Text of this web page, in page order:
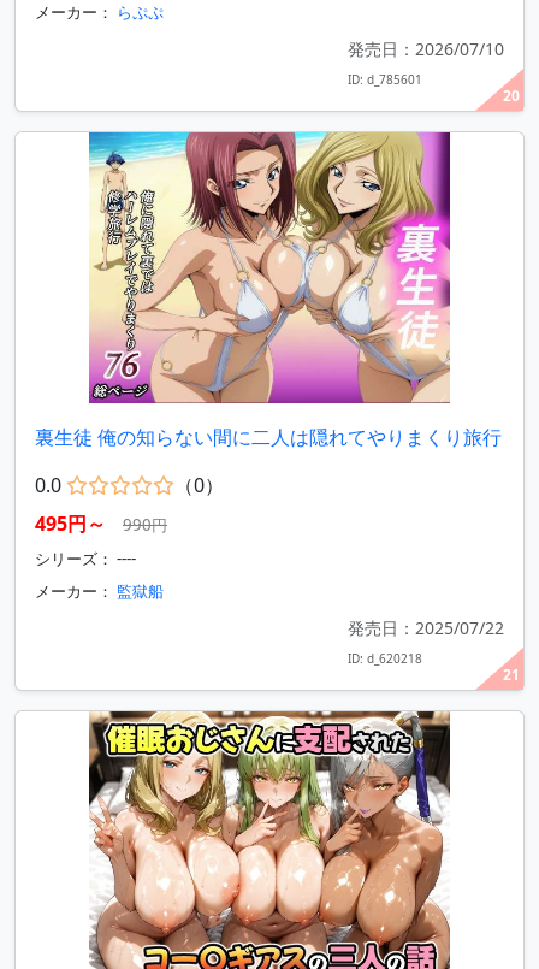
20
メーカー： らぷぷ
発売日：2026/07/10
ID: d_785601
21
裏生徒 俺の知らない間に二人は隠れてやりまくり旅行
0.0
（0）
495円～
990円
シリーズ： ----
メーカー： 監獄船
発売日：2025/07/22
ID: d_620218